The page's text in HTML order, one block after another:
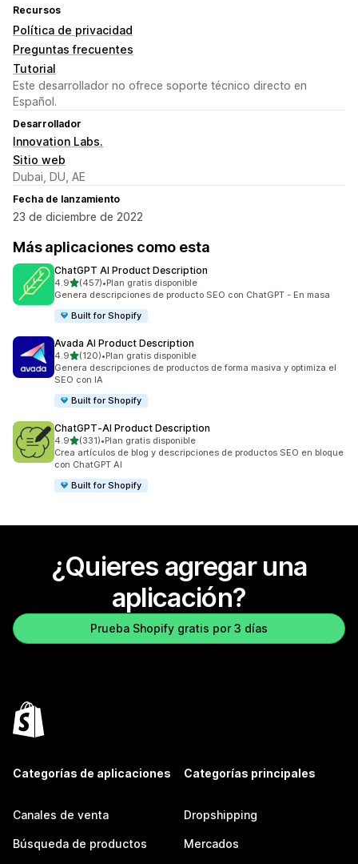
Recursos
Política de privacidad
Preguntas frecuentes
Tutorial
Este desarrollador no ofrece soporte técnico directo en
Español.
Desarrollador
Innovation Labs.
Sitio web
Dubai, DU, AE
Fecha de lanzamiento
23 de diciembre de 2022
Más aplicaciones como esta
ChatGPT AI Product Description
4.9de 5 estrellas
(457)
457 reseñas en total
•Plan gratis disponible
Genera descripciones de producto SEO con ChatGPT - En masa
Built for Shopify
Avada AI Product Description
4.9de 5 estrellas
(120)
120 reseñas en total
•Plan gratis disponible
Genera descripciones de productos de forma masiva y optimiza el
SEO con IA
Built for Shopify
ChatGPT‑AI Product Description
4.9de 5 estrellas
(331)
331 reseñas en total
•Plan gratis disponible
Crea artículos de blog y descripciones de productos SEO en bloque
con ChatGPT AI
Built for Shopify
¿Quieres agregar una
aplicación?
Prueba Shopify gratis por 3 días
Categorías de aplicaciones
Canales de venta
Búsqueda de productos
Categorías principales
Dropshipping
Mercados